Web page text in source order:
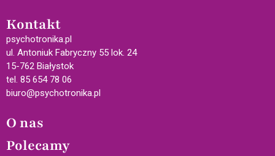
Kontakt
psychotronika.pl
ul. Antoniuk Fabryczny 55 lok. 24
15-762 Białystok
tel. 85 654 78 06
biuro@psychotronika.pl
O nas
Polecamy